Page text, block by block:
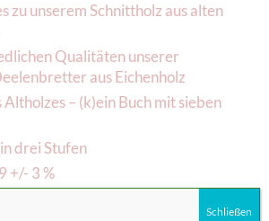
zu unserem Schnittholz aus alten
Qualitäten unserer
aus Eichenholz
Altholzes – (k)ein Buch mit sieben
drei Stufen
+/- 3 %
Schließen